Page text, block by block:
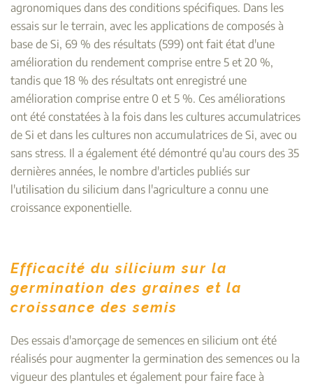
agronomiques dans des conditions spécifiques. Dans les
essais sur le terrain, avec les applications de composés à
base de Si, 69 % des résultats (599) ont fait état d'une
amélioration du rendement comprise entre 5 et 20 %,
tandis que 18 % des résultats ont enregistré une
amélioration comprise entre 0 et 5 %. Ces améliorations
ont été constatées à la fois dans les cultures accumulatrices
de Si et dans les cultures non accumulatrices de Si, avec ou
sans stress. Il a également été démontré qu'au cours des 35
dernières années, le nombre d'articles publiés sur
l'utilisation du silicium dans l'agriculture a connu une
croissance exponentielle.
Efficacité du silicium sur la
germination des graines et la
croissance des semis
Des essais d'amorçage de semences en silicium ont été
réalisés pour augmenter la germination des semences ou la
vigueur des plantules et également pour faire face à